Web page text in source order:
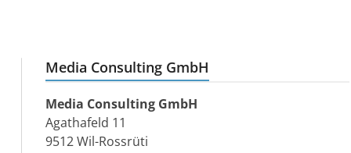
Media Consulting GmbH
Media Consulting GmbH
Agathafeld 11
9512 Wil-Rossrüti